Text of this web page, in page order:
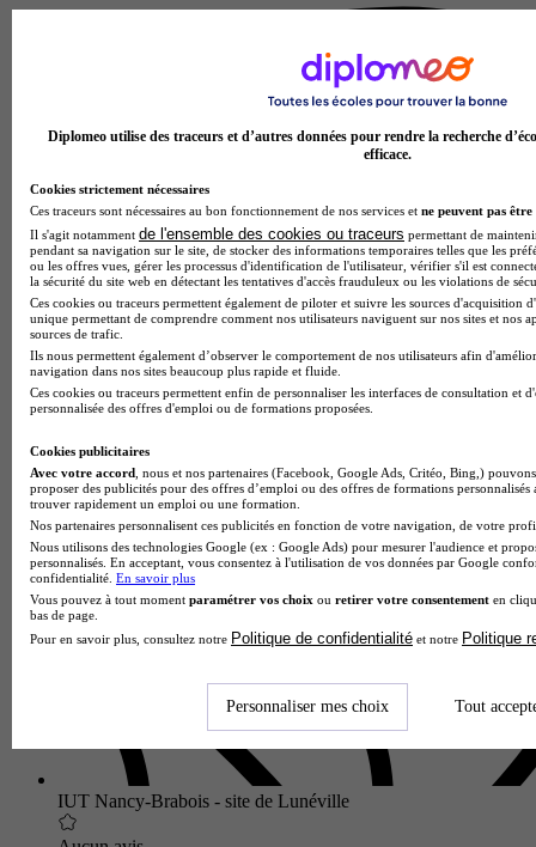
Institut universitaire de technologie
Voir l’établissement
IUT Nancy-Brabois - site de Lunéville
Diplomeo utilise des traceurs et d’autres données pour rendre la recherche
efficace.
Cookies strictement nécessaires
Ces traceurs sont nécessaires au bon fonctionnement de nos services et ne peuvent pas être
Il s'agit notamment de l'ensemble des cookies ou traceurs permettant de
pendant sa navigation sur le site, de stocker des informations temporaires telles que les
ou les offres vues, gérer les processus d'identification de l'utilisateur, vérifier s'il est
la sécurité du site web en détectant les tentatives d'accès frauduleux ou les violations de
Ces cookies ou traceurs permettent également de piloter et suivre les sources d'acquisition
unique permettant de comprendre comment nos utilisateurs naviguent sur nos sites et nos
sources de trafic.
Ils nous permettent également d’observer le comportement de nos utilisateurs afin
navigation dans nos sites beaucoup plus rapide et fluide.
Ces cookies ou traceurs permettent enfin de personnaliser les interfaces de consultation et
personnalisée des offres d'emploi ou de formations proposées.
Cookies publicitaires
Avec votre accord , nous et nos partenaires (Facebook, Google Ads, Critéo, Bing,)
proposer des publicités pour des offres d’emploi ou des offres de formations
trouver rapidement un emploi ou une formation.
Nos partenaires personnalisent ces publicités en fonction de votre navigation, de votre
Nous utilisons des technologies Google (ex : Google Ads) pour mesurer l'audience et
personnalisés. En acceptant, vous consentez à l'utilisation de vos données par Google
confidentialité. En savoir plus
Vous pouvez à tout moment paramétrer vos choix ou retirer votre consentement en
bas de page.
Pour en savoir plus, consultez notre Politique de confidentialité et notre Politique
Personnaliser mes choix Tout